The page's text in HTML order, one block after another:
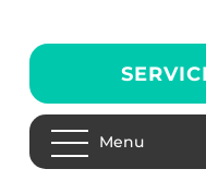
Menu